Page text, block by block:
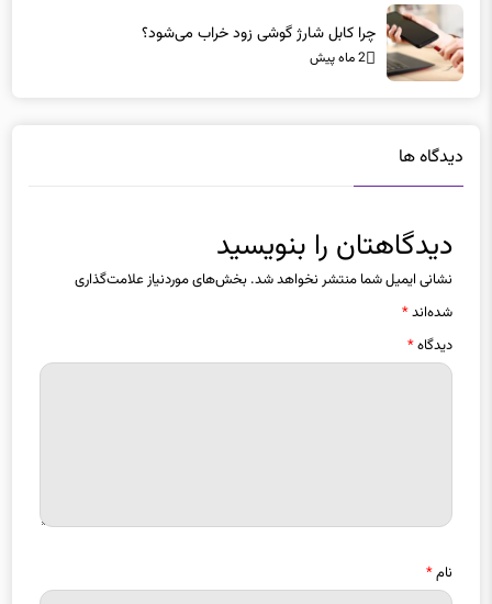
2 ماه پیش
نشانی ایمیل شما منتشر نخواهد شد.بخش‌های موردنیاز علامت‌گذاری
شده‌اند*
دیدگاه*